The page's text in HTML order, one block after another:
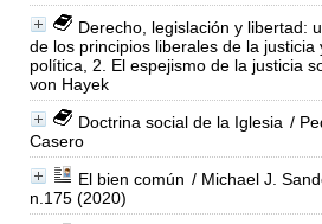
Derecho, legislación y libertad:
de los principios liberales de la justicia
política, 2. El espejismo de la justicia
von Hayek
Doctrina social de la Iglesia /
Casero
El bien común / Michael J.
n.175 (2020)